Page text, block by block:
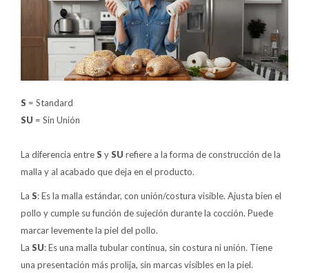
S = Standard
SU = Sin Unión
La diferencia entreS ySU refiere a la forma de construcción de la
malla y al acabado que deja en el producto.
La S: Es la malla estándar, con unión/costura visible. Ajusta bien el
pollo y cumple su función de sujeción durante la cocción. Puede
marcar levemente la piel del pollo.
La SU: Es una malla tubular continua, sin costura ni unión. Tiene
una presentación más prolija, sin marcas visibles en la piel.